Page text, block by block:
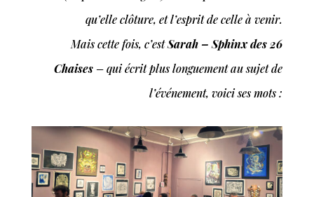
qu’elle clôture, et l’esprit de celle à venir.
Mais cette fois, c’estSarah – Sphinx des 26
Chaises – qui écrit plus longuement au sujet de
l’événement, voici ses mots :